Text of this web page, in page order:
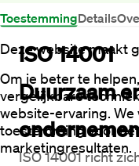
ToestemmingDetails
Deze website maakt
Om je beter te
vergelijkbare
website-ervaring. We
toestemming voor
marketingresultaten.
ISO 14001
Duurzaam
ondernemen
ISO 14001 richt